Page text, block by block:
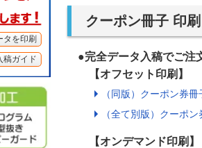
タを印刷
稿ガイド
クーポン冊子 印刷
●完全データ入稿でご
【オフセット印刷】
（同版）クーポン券
（全て別版）クーポ
【オンデマンド印刷】